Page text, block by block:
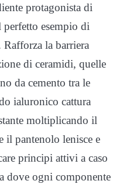
protagonista di
perfetto esempio di
la barriera
di ceramidi, quelle
da cemento tra le
ialuronico cattura
moltiplicando il
il pantenolo lenisce e
principi attivi a caso
dove ogni componente